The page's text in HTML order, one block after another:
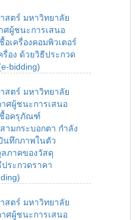
สตร์ มหาวิทยาลัย
ศผู้ชนะการเสนอ
เครื่องคอมพิวเตอร์
อง ด้วยวิธีประกวด
bidding)
สตร์ มหาวิทยาลัย
าศผู้ชนะการเสนอ
ซื้อครุภัณฑ์
มกระบอกตา กำลัง
นทึกภาพในตัว
ภาคของวัสดุ
ระกวดราคา
สตร์ มหาวิทยาลัย
าศผู้ชนะการเสนอ